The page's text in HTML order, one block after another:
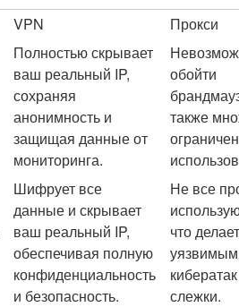
VPN
Прокси
Полностью скрывает
ваш реальный IP,
сохраняя
анонимность и
защищая данные от
мониторинга.
обойти
также
Шифрует все
данные и скрывает
ваш реальный IP,
обеспечивая полную
конфиденциальность
и безопасность.
Не все
что
слежки.